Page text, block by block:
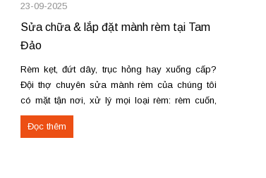
23-09-2025
Sửa chữa & lắp đặt mành rèm tại Tam
Đảo
Rèm kẹt, đứt dây, trục hỏng hay xuống cấp?
Đội thợ chuyên sửa mành rèm của chúng tôi
có mặt tận nơi, xử lý mọi loại rèm: rèm cuốn,
rèm vải, rèm cầu vồng, rèm gỗ, rèm lá dọc.
Cung cấp & lắp đặt rèm cửa tại Tam Đảo:
Đọc thêm